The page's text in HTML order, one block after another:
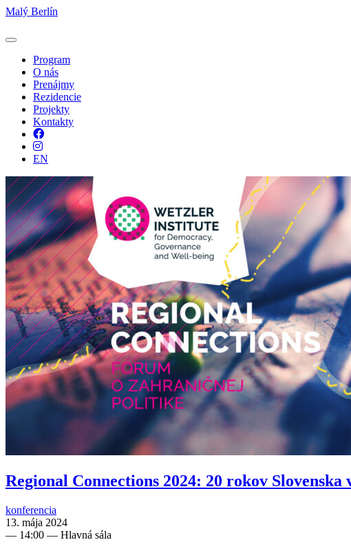
Malý Berlín
Program
O nás
Prenájmy
Rezidencie
Projekty
Kontakty
Facebook
Instagram
EN
Regional Connections 2024: 20 rokov
konferencia
13. mája 2024
— 14:00 — Hlavná sála